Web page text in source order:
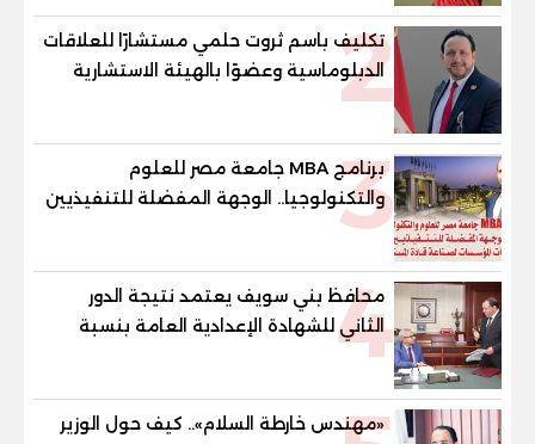
2
تكليف باسم ثروت حلمي مستشارًا للعلاقات
الدبلوماسية وعضوًا بالهيئة الاستشارية
العليا لمنظمة «جاد جمينت يوإن»
3
برنامج MBA جامعة مصر للعلوم
والتكنولوجيا.. الوجهة المفضلة للتنفيذيين
وقيادات المؤسسات لصناعة قادة
4
محافظ بني سويف يعتمد نتيجة الدور
الثاني للشهادة الإعدادية العامة بنسبة
والنور للمكفوفين
«مهندس خارطة السلام».. كيف حول الوزير